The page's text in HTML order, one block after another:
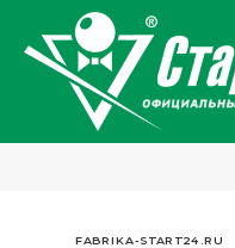
FABRIKA-START24.RU